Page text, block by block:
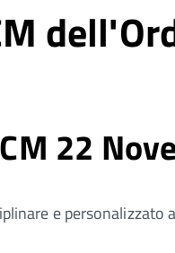
22
e personalizzato